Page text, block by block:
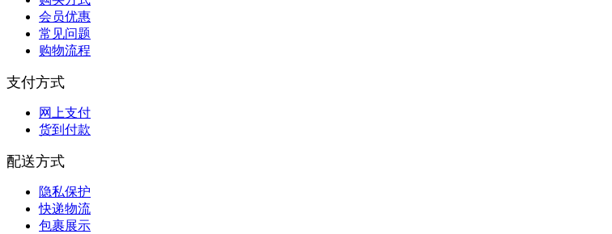
会员优惠
常见问题
购物流程
支付方式
网上支付
货到付款
配送方式
隐私保护
快递物流
包裹展示